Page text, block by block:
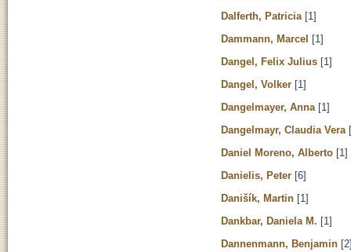
Dalferth, Patricia [1]
Dammann, Marcel [1]
Dangel, Felix Julius [1]
Dangel, Volker [1]
Dangelmayer, Anna [1]
Dangelmayr, Claudia Vera
Daniel Moreno, Alberto [1]
Danielis, Peter [6]
Danišík, Martin [1]
Dankbar, Daniela M. [1]
Dannenmann, Benjamin